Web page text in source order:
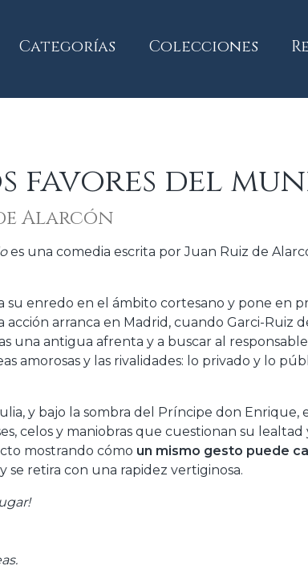
Categorías Colecciones
favores del
Alarcón
es una comedia escrita por Juan Ruiz de
su enredo en el ámbito cortesano y pone en
acción arranca en Madrid, cuando Garci-Ruiz
una antigua afrenta y a buscar al
amorosas y las rivalidades: lo privado y lo
y bajo la sombra del Príncipe don
celos y maniobras que cuestionan su
mostrando cómo un mismo gesto puede
se retira con una rapidez vertiginosa.